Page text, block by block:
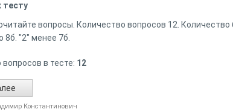
тесту
вопросы. Количество вопросов 12.
8б. "2" менее 7б.
в тесте: 12
Константинович